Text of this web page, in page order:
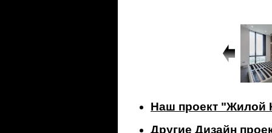
Наш проект "Жилой
Другие Дизайн